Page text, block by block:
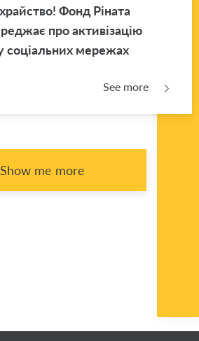
Фонд Ріната
про активізацію
соціальних мережах
See more
Show me more